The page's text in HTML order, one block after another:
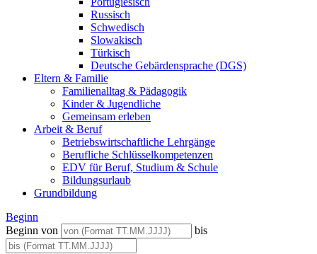
Russisch
Schwedisch
Slowakisch
Türkisch
Deutsche Gebärdensprache (DGS)
Eltern & Familie
Familienalltag & Pädagogik
Kinder & Jugendliche
Gemeinsam erleben
Arbeit & Beruf
Betriebswirtschaftliche Lehrgänge
Berufliche Schlüsselkompetenzen
EDV für Beruf, Studium & Schule
Bildungsurlaub
Grundbildung
Beginn
Beginn von
bis